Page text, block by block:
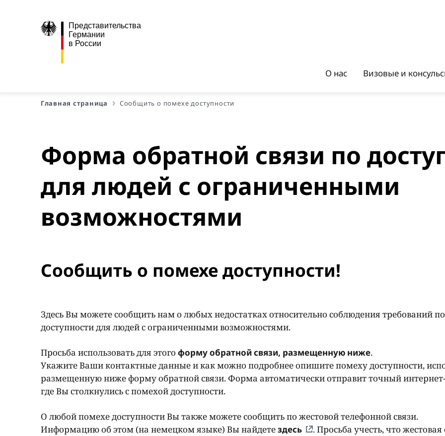
Представительства
Германии
в России
О нас Визовые и
Главная страница Сообщить о помехе доступности
Форма обратной связи по
для людей с ограниченными
возможностями
Сообщить о помехе доступности!
Здесь Вы можете сообщить нам о любых недостатках относительно соблюдения требований по
доступности для людей с ограниченными возможностями.
Просьба использовать для этого форму обратной связи, размещенную ниже.
Укажите Ваши контактные данные и как можно подробнее опишите помеху доступности,
размещенную ниже форму обратной связи. Форма автоматически отправит точный
где Вы столкнулись с помехой доступности.
О любой помехе доступности Вы также можете сообщить по жестовой телефонной связи.
Информацию об этом (на немецком языке) Вы найдетездесь
. Просьба учесть, что жестовая